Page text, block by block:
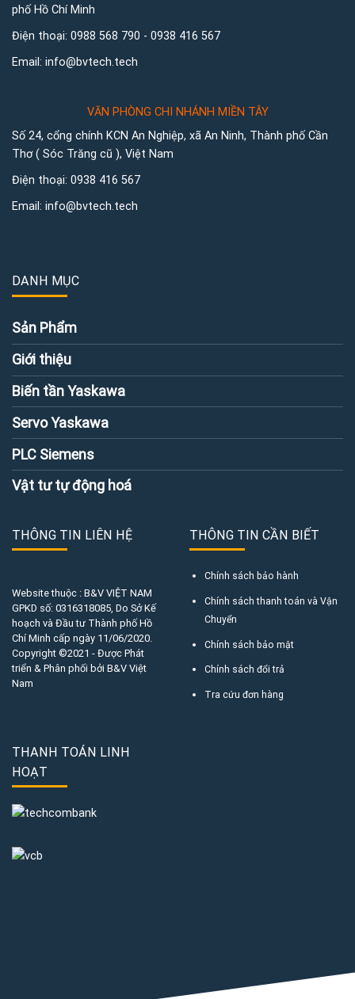
phố Hồ Chí Minh
Điện thoại: 0988 568 790 - 0938 416 567
Email: info@bvtech.tech
VĂN PHÒNG CHI NHÁNH MIỀN TÂY
Số 24, cổng chính KCN An Nghiệp, xã An Ninh, Thành phố Cần
Thơ ( Sóc Trăng cũ ), Việt Nam
Điện thoại: 0938 416 567
Email: info@bvtech.tech
DANH MỤC
Sản Phẩm
Giới thiệu
Biến tần Yaskawa
Servo Yaskawa
PLC Siemens
Vật tư tự động hoá
THÔNG TIN LIÊN HỆ
Website thuộc : B&V VIỆT NAM
GPKD số: 0316318085, Do Sở Kế
hoạch và Đầu tư Thành phố Hồ
Chí Minh cấp ngày 11/06/2020.
Copyright ©2021 - Được Phát
triển & Phân phối bởi B&V Việt
Nam
THÔNG TIN CẦN BIẾT
Chính sách bảo hành
Chính sách thanh toán và Vận
Chuyển
Chính sách bảo mật
Chính sách đổi trả
Tra cứu đơn hàng
THANH TOÁN LINH
HOẠT